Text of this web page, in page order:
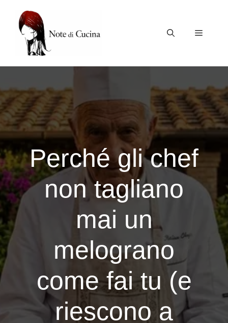
contenuto
Menu
Perché gli chef
non tagliano
mai un
melograno
come fai tu (e
riescono a